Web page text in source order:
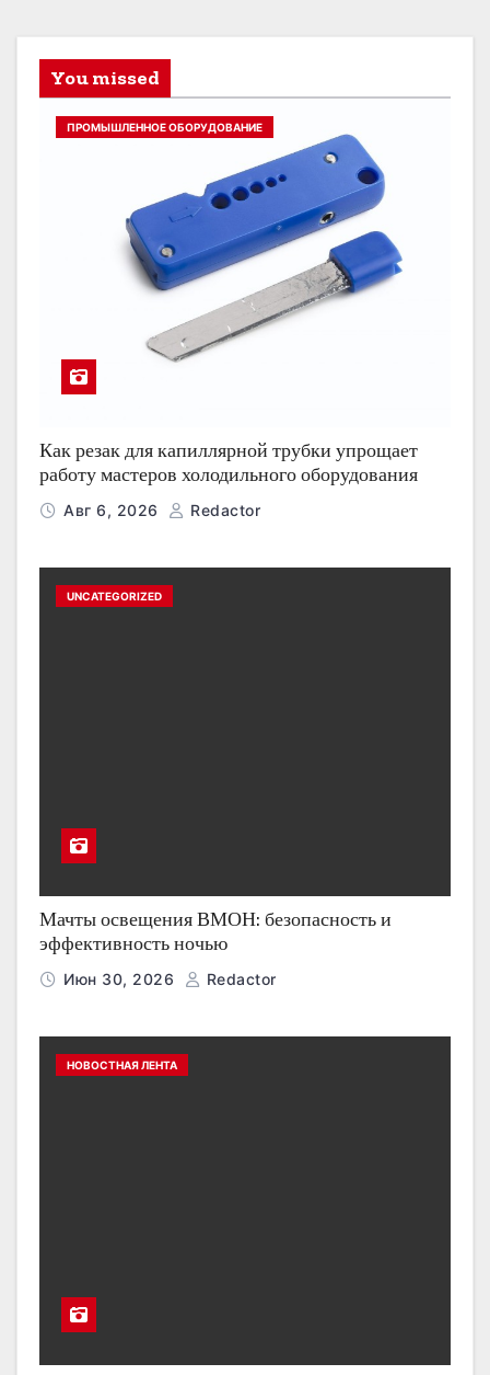
You missed
ПРОМЫШЛЕННОЕ ОБОРУДОВАНИЕ
Как резак для капиллярной трубки упрощает
работу мастеров холодильного оборудования
Авг 6, 2026 Redactor
UNCATEGORIZED
Мачты освещения ВМОН: безопасность и
эффективность ночью
Июн 30, 2026 Redactor
НОВОСТНАЯ ЛЕНТА